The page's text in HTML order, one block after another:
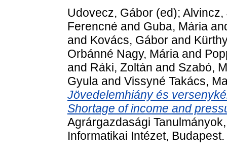
Udovecz, Gábor (ed); Alvincz,
Ferencné and Guba, Mária
and Kovács, Gábor and
Orbánné Nagy, Mária and
and Ráki, Zoltán and Szabó,
Gyula and Vissyné Takács,
Jövedelemhiány és
Shortage of income and
Agrárgazdasági
Informatikai Intézet,